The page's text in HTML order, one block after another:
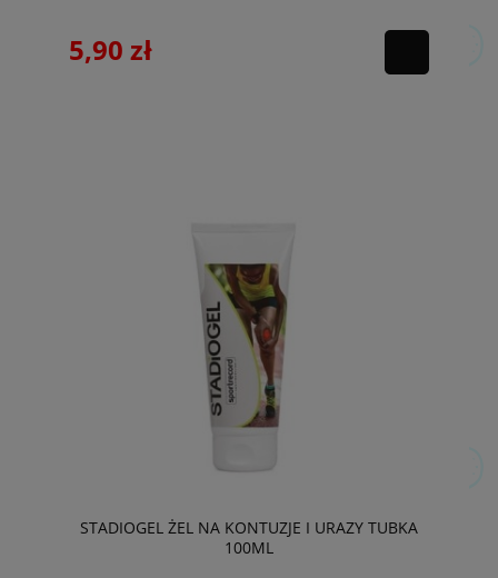
5,90 zł
STADIOGEL ŻEL NA KONTUZJE I URAZY TUBKA
100ML